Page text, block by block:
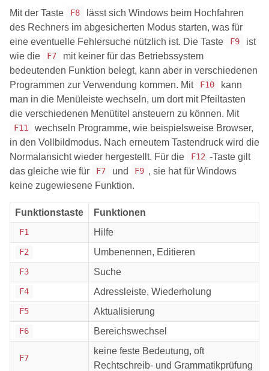
Mit der Taste F8
lässt sich Windows beim Hochfahren
des Rechners im abgesicherten Modus starten, was für
eine eventuelle Fehlersuche nützlich ist. Die Taste
F9
ist
wie die
F7
mit keiner für das Betriebssystem
bedeutenden Funktion belegt, kann aber in verschiedenen
Programmen zur Verwendung kommen. Mit
F10
kann
man in die Menüleiste wechseln, um dort mit Pfeiltasten
die verschiedenen Menütitel ansteuern zu können. Mit
F11
wechseln Programme, wie beispielsweise Browser,
in den Vollbildmodus. Nach erneutem Tastendruck wird die
Normalansicht wieder hergestellt. Für die
F12 -Taste gilt
das gleiche wie für
F7 und F9 , sie hat für Windows
keine zugewiesene Funktion.
Funktionstaste Funktionen
F1 Hilfe
F2 Umbenennen, Editieren
F3 Suche
F4 Adressleiste, Wiederholung
F5 Aktualisierung
F6 Bereichswechsel
F7
keine feste Bedeutung, oft
Rechtschreib- und Grammatikprüfung